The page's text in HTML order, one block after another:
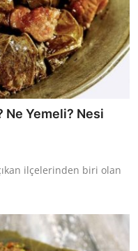
Ne Yemeli? Nesi
ilçelerinden biri olan